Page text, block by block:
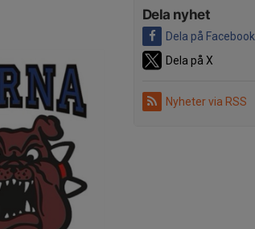
Dela nyhet
Dela på Facebook
Dela på X
Nyheter via RSS